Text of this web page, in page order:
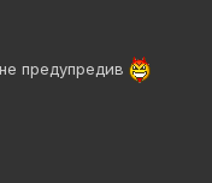
предупредив